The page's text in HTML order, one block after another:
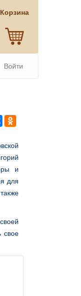
Корзина
Войти
и
для
свое